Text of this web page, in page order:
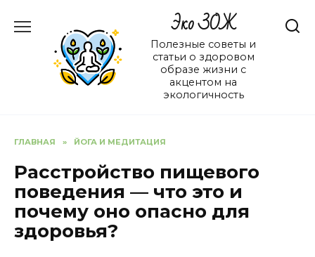
содержанию
Эко ЗОЖ
Полезные советы и
статьи о здоровом
образе жизни с
акцентом на
экологичность
ГЛАВНАЯ » ЙОГА И МЕДИТАЦИЯ
Расстройство пищевого
поведения — что это и
почему оно опасно для
здоровья?